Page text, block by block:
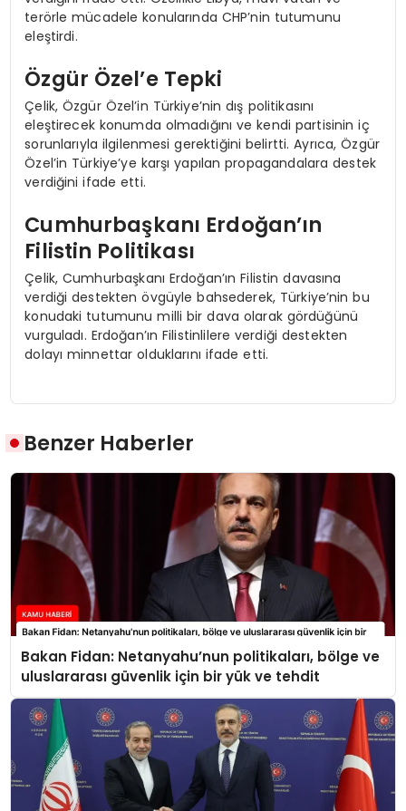
terörle mücadele konularında CHP’nin tutumunu
eleştirdi.
Özgür Özel’e Tepki
Çelik, Özgür Özel’in Türkiye’nin dış politikasını
eleştirecek konumda olmadığını ve kendi partisinin iç
sorunlarıyla ilgilenmesi gerektiğini belirtti. Ayrıca, Özgür
Özel’in Türkiye’ye karşı yapılan propagandalara destek
verdiğini ifade etti.
Cumhurbaşkanı Erdoğan’ın
Filistin Politikası
Çelik, Cumhurbaşkanı Erdoğan’ın Filistin davasına
verdiği destekten övgüyle bahsederek, Türkiye’nin bu
konudaki tutumunu milli bir dava olarak gördüğünü
vurguladı. Erdoğan’ın Filistinlilere verdiği destekten
dolayı minnettar olduklarını ifade etti.
Benzer Haberler
Bakan Fidan: Netanyahu’nun politikaları, bölge ve
uluslararası güvenlik için bir yük ve tehdit